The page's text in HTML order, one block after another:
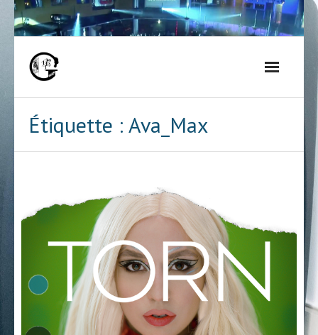
Skip
to
Étiquette : Ava_Max